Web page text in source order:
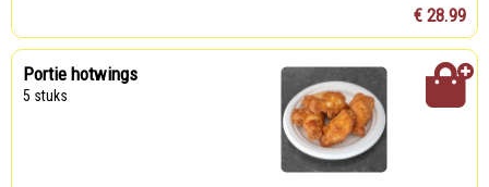
€ 28.99
Portie hotwings
5 stuks